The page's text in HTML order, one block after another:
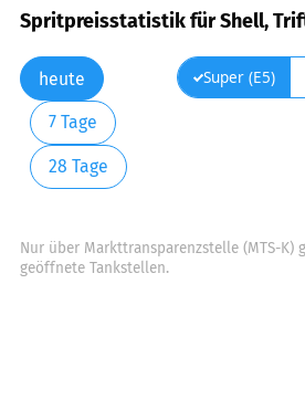
Spritpreisstatistik für Shell,
heute
7 Tage
28 Tage
Super (E5)
Nur über Markttransparenzstelle (MTS-
geöffnete Tankstellen.